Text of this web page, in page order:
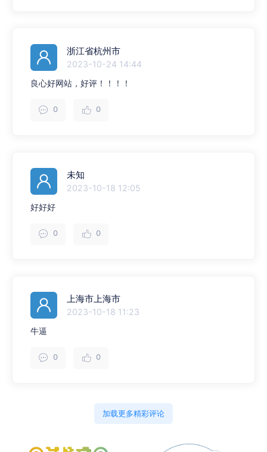
浙江省杭州市
2023-10-24 14:44
良心好网站，好评！！！！
0 0
未知
2023-10-18 12:05
好好好
0 0
上海市上海市
2023-10-18 11:23
牛逼
0 0
加载更多精彩评论